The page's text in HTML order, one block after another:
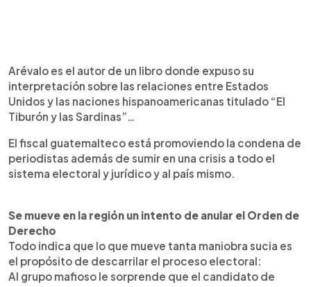
Arévalo es el autor de un libro donde expuso su
interpretación sobre las relaciones entre Estados
Unidos y las naciones hispanoamericanas titulado “El
Tiburón y las Sardinas”…
El fiscal guatemalteco está promoviendo la condena de
periodistas además de sumir en una crisis a todo el
sistema electoral y jurídico y al país mismo.
Se mueve en la región un intento de anular el Orden de
Derecho
Todo indica que lo que mueve tanta maniobra sucia es
el propósito de descarrilar el proceso electoral:
Al grupo mafioso le sorprende que el candidato de